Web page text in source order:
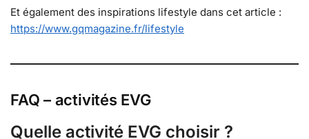
Et également des inspirations lifestyle dans cet article :
https://www.gqmagazine.fr/lifestyle
FAQ – activités EVG
Quelle activité EVG choisir ?